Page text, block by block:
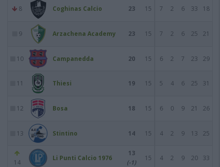
8 Coghinas Calcio 23 15 7 2 6 33 18
9 Arzachena Academy 23 15 7 2 6 25 21
10 Campanedda 20 15 6 2 7 23 29
11 Thiesi 19 15 5 4 6 25 31
12 Bosa 18 15 6 0 9 21 26
13 Stintino 14 15 4 2 9 13 25
14
Li Punti Calcio 1976
13
(-1)
15 4 2 9 20 33